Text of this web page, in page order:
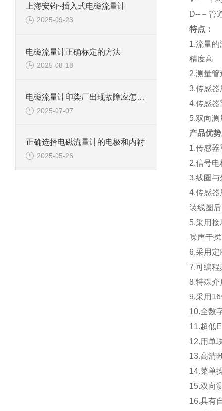
上海安钧~插入式电磁流量计
2025-09-23
电磁流量计正确标定的方法
2025-08-18
电磁流量计印染厂出现故障应怎样排查呢？
2025-07-07
正确选择电磁流量计的电极和内衬
2025-05-26
D--－管
特点：
1.流量
精度高
2.测量
3.传感器
4.传感器
5.双向测
产品优
1.传感
2.信号
3.线圈与
4.传感器
装线圈
5.采用
噪声干
6.采用
7.可编程
8.特殊介
9.采用
10.全数
11.超低
12.用单
13.高清
14.菜单
15.双向
16.具有